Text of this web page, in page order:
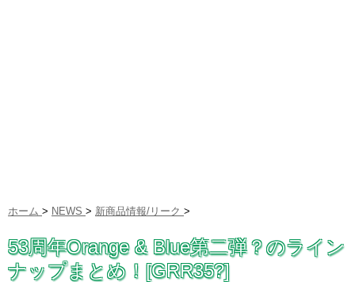
ホーム > NEWS > 新商品情報/リーク >
53周年Orange & Blue第二弾？のライン
ナップまとめ！[GRR35?]